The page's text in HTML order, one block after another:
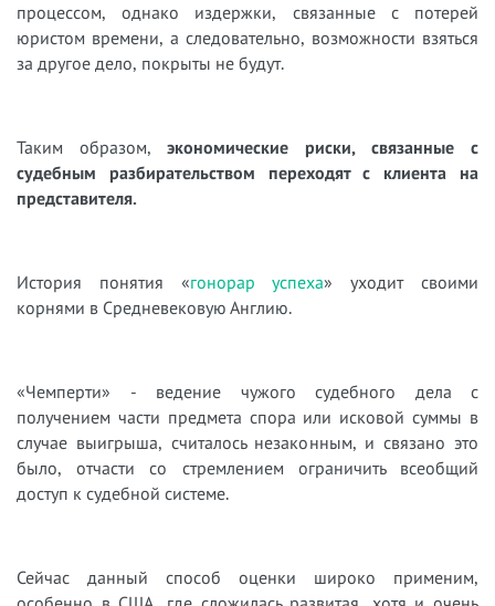
процессом, однако издержки, связанные с потерей
юристом времени, а следовательно, возможности взяться
за другое дело, покрыты не будут.
Таким образом,экономические риски, связанные с
судебным разбирательством переходят с клиента на
представителя.
История понятия «гонорар успеха» уходит своими
корнями в Средневековую Англию.
«Чемперти» - ведение чужого судебного дела с
получением части предмета спора или исковой суммы в
случае выигрыша, считалось незаконным, и связано это
было, отчасти со стремлением ограничить всеобщий
доступ к судебной системе.
Сейчас данный способ оценки широко применим,